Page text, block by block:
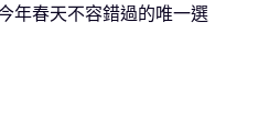
年春天不容錯過的唯一選